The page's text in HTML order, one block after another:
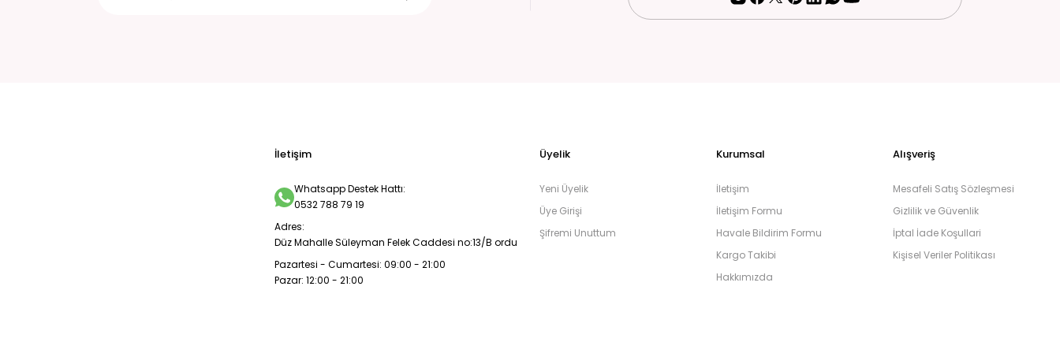
İletişim
Whatsapp Destek Hattı:
0532 788 79 19
Adres:
Düz Mahalle Süleyman Felek Caddesi no:13/B ordu
Pazartesi - Cumartesi: 09:00 - 21:00
Pazar: 12:00 - 21:00
Üyelik
Yeni Üyelik
Üye Girişi
Şifremi Unuttum
Kurumsal
İletişim
İletişim Formu
Havale Bildirim Formu
Kargo Takibi
Hakkımızda
Alışveriş
Mesafeli Satış Sözleşmesi
Gizlilik ve Güvenlik
İptal İade Koşullari
Kişisel Veriler Politikası